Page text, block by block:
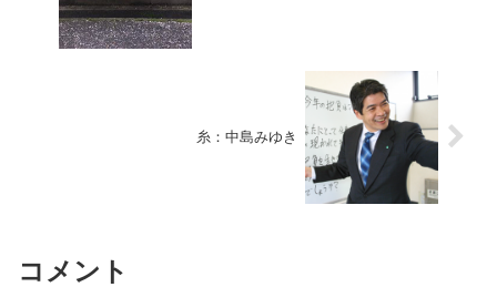
糸：中島みゆき
コメント